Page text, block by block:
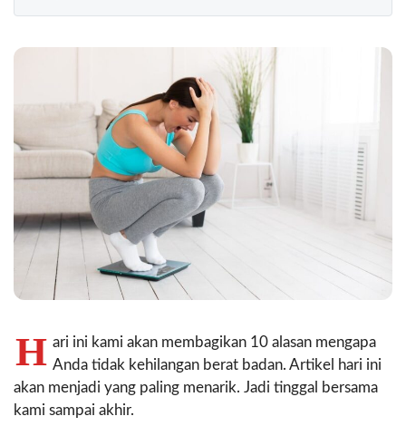
H ari ini kami akan membagikan 10 alasan mengapa
Anda tidak kehilangan berat badan. Artikel hari ini
akan menjadi yang paling menarik. Jadi tinggal bersama
kami sampai akhir.